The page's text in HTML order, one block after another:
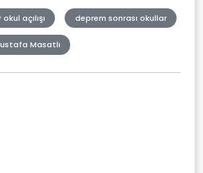
açılışı deprem sonrası okullar
Masatlı